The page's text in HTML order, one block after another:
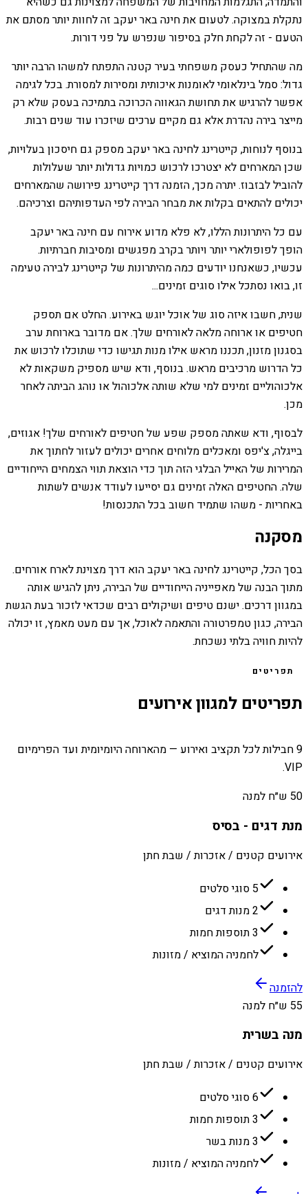
נתקלת במצוקה. לטעום את חינה באר יעקב זה לחוות יותר מסתם את
הטעם - זה לקחת חלק בסיפור שנפרש על פני דורות.
מה שהתחיל כעסק משפחתי בעיר קטנה התפתח למשהו הרבה יותר
גדול: סמל בינלאומי לאומנות איכותית ומסירות למסורת. בכל לגימה
אפשר להרגיש את תחושת הגאווה הכרוכה בתמיכה בעסק שלא רק
מייצר בירה נהדרת אלא גם מקיים ערכים שיזכרו עוד שנים רבות.
בנוסף לנוחות, קייטרינג לחינה באר יעקב מספק גם חיסכון בעלויות,
שכן המארחים לא יצטרכו לרכוש כמויות גדולות יותר שעלולות
להוביל לבזבוז. יתרה מכך, הזמנה דרך קייטרינג פירושה שהמארחים
יכולים להתאים בקלות את מבחר הבירה לפי העדפותיהם וצרכיהם.
עם כל היתרונות הללו, לא פלא מדוע אירוח עם חינה באר יעקב
הופך לפופולארי יותר ויותר בקרב מפגשים ומסיבות חברתיות.
עכשיו, כשאנחנו יודעים כמה מהיתרונות של קייטרינג לבירה טעימה
זו, בואו נסתכל אילו סוגים זמינים...
שנית, חשבו איזה סוג של אוכל יוגש באירוע. החלט אם תספק
חטיפים או ארוחה מלאה לאורחים שלך. אם מדובר בארוחת ערב
בסגנון מזנון, תכננו מראש אילו מנות תגישו כדי שתוכלו לרכוש את
כל הדרוש מרכיבים מראש. בנוסף, ודא שיש מספיק משקאות לא
אלכוהוליים זמינים למי שלא שותה אלכוהול או נוהג הביתה לאחר
מכן.
לבסוף, ודא שאתה מספק שפע של חטיפים לאורחים שלך! אגוזים,
בייגלה, צ'יפס ומאכלים מלוחים אחרים יכולים לעזור לחתוך את
המרירות של האייל הבלגי הזה תוך כדי הוצאת תווי הצמחים הייחודיים
שלה. החטיפים האלה זמינים גם יסייעו לעודד אנשים לשתות
באחריות - משהו שתמיד חשוב בכל התכנסות!
מסקנה
בסך הכל, קייטרינג לחינה באר יעקב הוא דרך מצוינת לארח אורחים.
מתוך הבנה של מאפייניה הייחודיים של הבירה, ניתן להגיש אותה
במגוון דרכים. ישנם טיפים ושיקולים רבים שכדאי לזכור בעת הגשת
הבירה, כגון טמפרטורה והתאמה לאוכל, אך עם מעט מאמץ, זו יכולה
להיות חוויה בלתי נשכחת.
תפריטים
תפריטים למגוון אירועים
9 חבילות לכל תקציב ואירוע — מהארוחה היומיומית ועד הפרימיום
VIP.
50 ש״ח למנה
מנת דגים - בסיס
אירועים קטנים / אזכרות / שבת חתן
5 סוגי סלטים
2 מנות דגים
3 תוספות חמות
לחמניה המוציא / מזונות
להזמנה
55 ש״ח למנה
מנה בשרית
אירועים קטנים / אזכרות / שבת חתן
6 סוגי סלטים
3 תוספות חמות
3 מנות בשר
לחמניה המוציא / מזונות